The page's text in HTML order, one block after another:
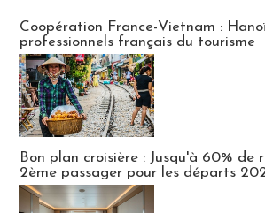
Coopération France-Vietnam :
professionnels français du tourisme
Bon plan croisière : Jusqu'à 60% de
2ème passager pour les départs